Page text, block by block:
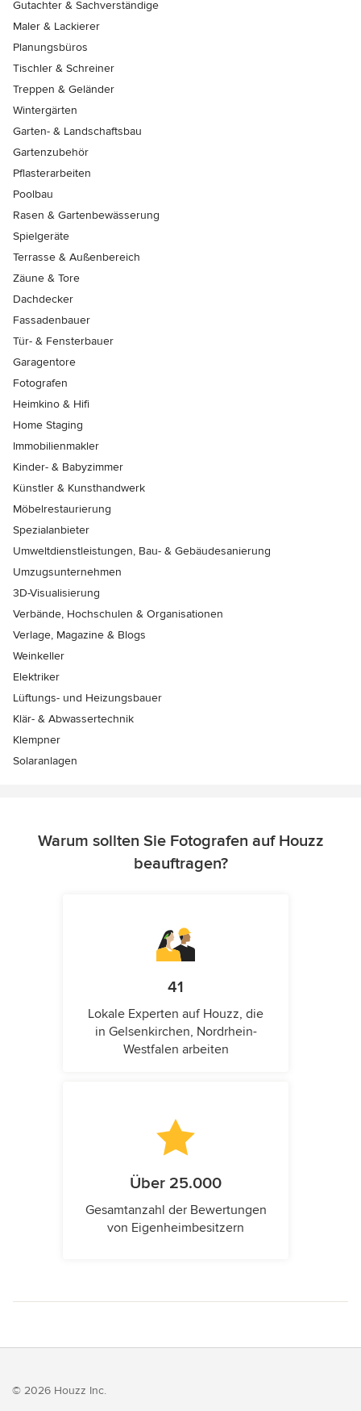
Gutachter & Sachverständige
Maler & Lackierer
Planungsbüros
Tischler & Schreiner
Treppen & Geländer
Wintergärten
Garten- & Landschaftsbau
Gartenzubehör
Pflasterarbeiten
Poolbau
Rasen & Gartenbewässerung
Spielgeräte
Terrasse & Außenbereich
Zäune & Tore
Dachdecker
Fassadenbauer
Tür- & Fensterbauer
Garagentore
Fotografen
Heimkino & Hifi
Home Staging
Immobilienmakler
Kinder- & Babyzimmer
Künstler & Kunsthandwerk
Möbelrestaurierung
Spezialanbieter
Umweltdienstleistungen, Bau- & Gebäudesanierung
Umzugsunternehmen
3D-Visualisierung
Verbände, Hochschulen & Organisationen
Verlage, Magazine & Blogs
Weinkeller
Elektriker
Lüftungs- und Heizungsbauer
Klär- & Abwassertechnik
Klempner
Solaranlagen
Warum sollten Sie Fotografen auf Houzz
beauftragen?
41
Lokale Experten auf Houzz, die
in Gelsenkirchen, Nordrhein-
Westfalen arbeiten
Über 25.000
Gesamtanzahl der Bewertungen
von Eigenheimbesitzern
© 2026 Houzz Inc.